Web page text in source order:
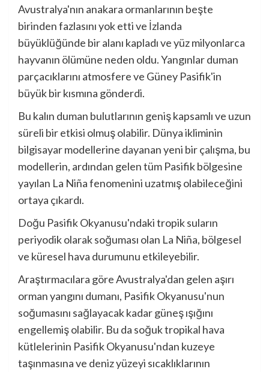
Avustralya'nın anakara ormanlarının beşte
birinden fazlasını yok etti ve İzlanda
büyüklüğünde bir alanı kapladı ve yüz milyonlarca
hayvanın ölümüne neden oldu. Yangınlar duman
parçacıklarını atmosfere ve Güney Pasifik'in
büyük bir kısmına gönderdi.
Bu kalın duman bulutlarının geniş kapsamlı ve uzun
süreli bir etkisi olmuş olabilir. Dünya ikliminin
bilgisayar modellerine dayanan yeni bir çalışma, bu
modellerin, ardından gelen tüm Pasifik bölgesine
yayılan La Niña fenomenini uzatmış olabileceğini
ortaya çıkardı.
Doğu Pasifik Okyanusu'ndaki tropik suların
periyodik olarak soğuması olan La Niña, bölgesel
ve küresel hava durumunu etkileyebilir.
Araştırmacılara göre Avustralya'dan gelen aşırı
orman yangını dumanı, Pasifik Okyanusu'nun
soğumasını sağlayacak kadar güneş ışığını
engellemiş olabilir. Bu da soğuk tropikal hava
kütlelerinin Pasifik Okyanusu'ndan kuzeye
taşınmasına ve deniz yüzeyi sıcaklıklarının